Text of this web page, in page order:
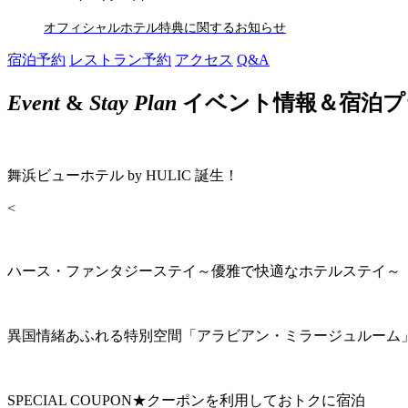
オフィシャルホテル特典に関するお知らせ
宿泊予約 レストラン予約 アクセス Q&A
Event& Stay Plan イベント情報＆宿泊
舞浜ビューホテル by HULIC 誕生！
<
ハース・ファンタジーステイ～優雅で快適なホテルステイ～
異国情緒あふれる特別空間「アラビアン・ミラージュルーム
SPECIAL COUPON★クーポンを利用しておトクに宿泊